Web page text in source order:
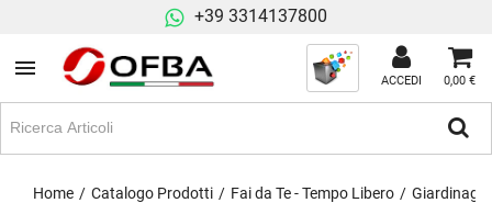
+39 3314137800
ACCEDI 0,00 €
Home Catalogo Prodotti Fai da Te - Tempo Libero